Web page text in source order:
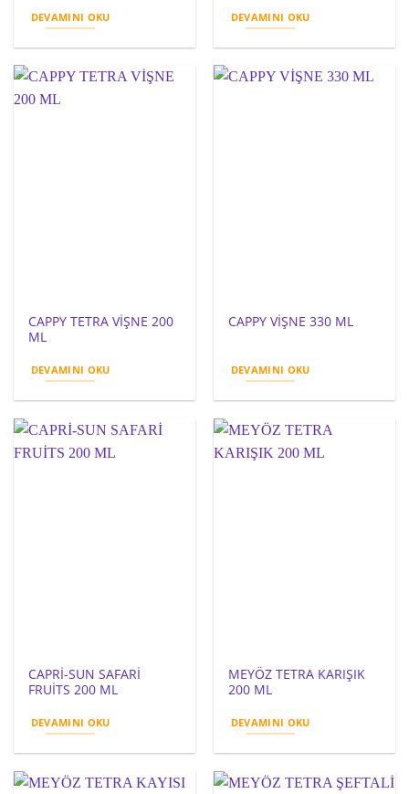
DEVAMINI OKU DEVAMINI OKU
CAPPY TETRA VİŞNE 200
ML
DEVAMINI OKU
CAPPY VİŞNE 330 ML
DEVAMINI OKU
CAPRİ-SUN SAFARİ
FRUİTS 200 ML
DEVAMINI OKU
MEYÖZ TETRA KARIŞIK
200 ML
DEVAMINI OKU